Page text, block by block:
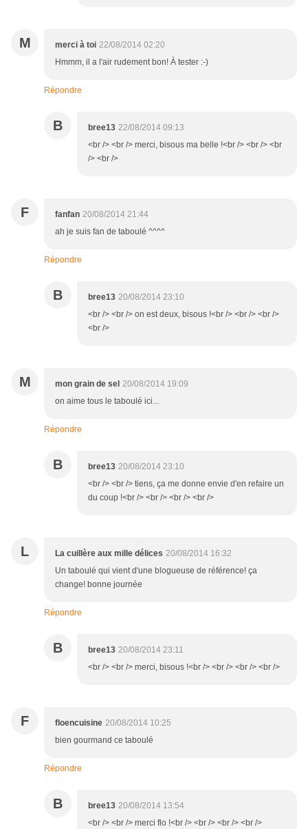
M merci à toi 22/08/2014 02:20
Hmmm, il a l'air rudement bon! À tester :-)
Répondre
B bree13 22/08/2014 09:13
<br /> <br /> merci, bisous ma belle !<br /> <br /> <br
/> <br />
F fanfan 20/08/2014 21:44
ah je suis fan de taboulé ^^^^
Répondre
B bree13 20/08/2014 23:10
<br /> <br /> on est deux, bisous !<br /> <br /> <br />
<br />
M mon grain de sel 20/08/2014 19:09
on aime tous le taboulé ici...
Répondre
B bree13 20/08/2014 23:10
<br /> <br /> tiens, ça me donne envie d'en refaire un
du coup !<br /> <br /> <br /> <br />
L La cuillère aux mille délices 20/08/2014 16:32
Un taboulé qui vient d'une blogueuse de référence! ça
change! bonne journée
Répondre
B bree13 20/08/2014 23:11
<br /> <br /> merci, bisous !<br /> <br /> <br /> <br />
F floencuisine 20/08/2014 10:25
bien gourmand ce taboulé
Répondre
B bree13 20/08/2014 13:54
<br /> <br /> merci flo !<br /> <br /> <br /> <br />